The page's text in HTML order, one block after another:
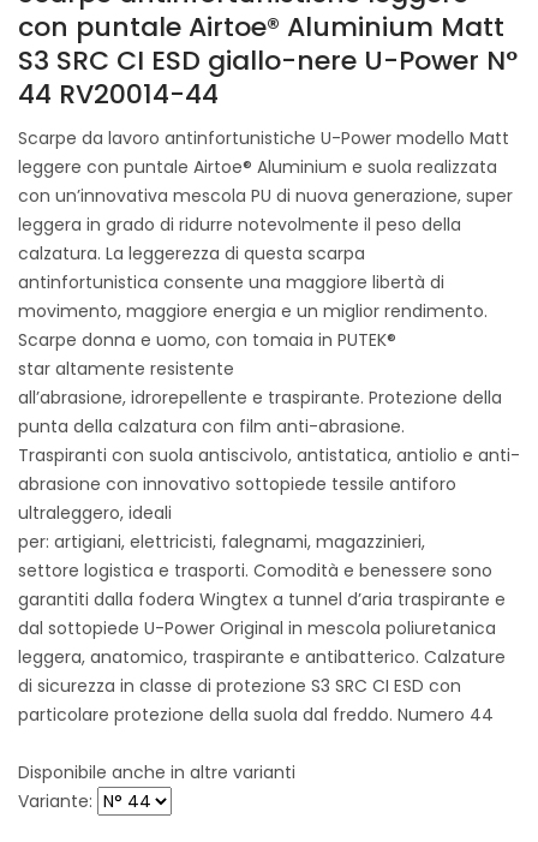
con puntale Airtoe® Aluminium Matt
S3 SRC CI ESD giallo-nere U-Power N°
44 RV20014-44
Scarpe da lavoro antinfortunistiche U-Power modello Matt
leggere con puntale Airtoe® Aluminium e suola realizzata
con un’innovativa mescola PU di nuova generazione, super
leggera in grado di ridurre notevolmente il peso della
calzatura. La leggerezza di questa scarpa
antinfortunistica consente una maggiore libertà di
movimento, maggiore energia e un miglior rendimento.
Scarpe donna e uomo, con tomaia in PUTEK®
star altamente resistente
all’abrasione, idrorepellente e traspirante. Protezione della
punta della calzatura con film anti-abrasione.
Traspiranti con suola antiscivolo, antistatica, antiolio e anti-
abrasione con innovativo sottopiede tessile antiforo
ultraleggero, ideali
per: artigiani, elettricisti, falegnami, magazzinieri,
settore logistica e trasporti. Comodità e benessere sono
garantiti dalla fodera Wingtex a tunnel d’aria traspirante e
dal sottopiede U-Power Original in mescola poliuretanica
leggera, anatomico, traspirante e antibatterico. Calzature
di sicurezza in classe di protezione S3 SRC CI ESD con
particolare protezione della suola dal freddo. Numero 44
Disponibile anche in altre varianti
Variante: